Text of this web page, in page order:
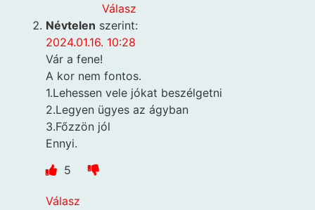
Válasz
Névtelen szerint:
2024.01.16. 10:28
Vár a fene!
A kor nem fontos.
1.Lehessen vele jókat beszélgetni
2.Legyen ügyes az ágyban
3.Főzzön jól
Ennyi.
5
Válasz